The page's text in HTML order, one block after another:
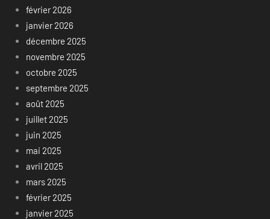
février 2026
janvier 2026
décembre 2025
novembre 2025
octobre 2025
septembre 2025
août 2025
juillet 2025
juin 2025
mai 2025
avril 2025
mars 2025
février 2025
janvier 2025